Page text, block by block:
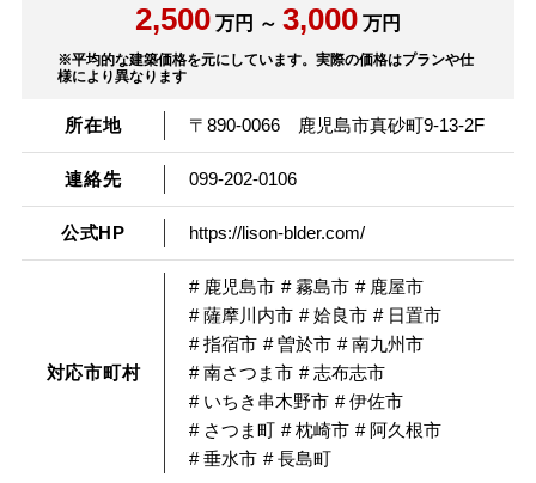
2,500 万円 ～ 3,000 万円
※平均的な建築価格を元にしています。実際の価格はプランや仕
様により異なります
所在地 〒890-0066 鹿児島市真砂町9-13-2F
連絡先 099-202-0106
公式HP https://lison-blder.com/
対応市町村
# 鹿児島市 # 霧島市 # 鹿屋市
# 薩摩川内市 # 姶良市 # 日置市
# 指宿市 # 曽於市 # 南九州市
# 南さつま市 # 志布志市
# いちき串木野市 # 伊佐市
# さつま町 # 枕崎市 # 阿久根市
# 垂水市 # 長島町